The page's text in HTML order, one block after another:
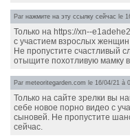
Par нажмите на эту ссылку сейчас le
Только на https://xn--
с участием взрослых
Не пропустите счастливый
отыщите похотливую мамку
Par meteoritegarden.com le 16/04/21 à
Только на сайте зрелки вы
себе новое порно видео с
сыновей. Не пропустите
сейчас.